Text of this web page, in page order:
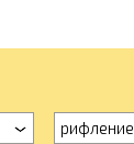
рифление